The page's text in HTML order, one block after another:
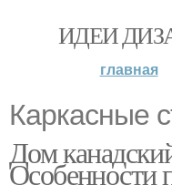
ИДЕИ
главная
Каркасные
Дом
Особенности